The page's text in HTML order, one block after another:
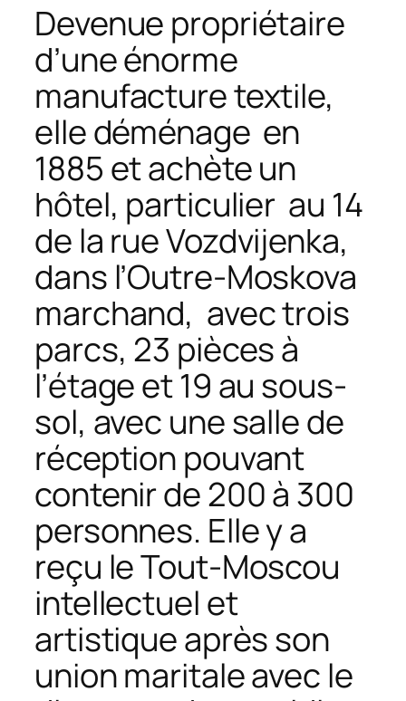
Devenue propriétaire
d’une énorme
manufacture textile,
elle déménage en
1885 et achète un
hôtel, particulier au 14
de la rue Vozdvijenka,
dans l’Outre-Moskova
marchand, avec trois
parcs, 23 pièces à
l’étage et 19 au sous-
sol, avec une salle de
réception pouvant
contenir de 200 à 300
personnes. Elle y a
reçu le Tout-Moscou
intellectuel et
artistique après son
union maritale avec le